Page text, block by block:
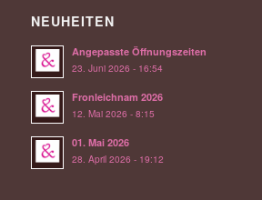
NEUHEITEN
Angepasste Öffnungszeiten
23. Juni 2026 - 16:54
Fronleichnam 2026
12. Mai 2026 - 8:15
01. Mai 2026
28. April 2026 - 19:12